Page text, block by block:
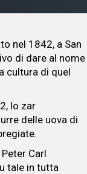
nel 1842, a San
di dare al nome
cultura di quel
lo zar
delle uova di
Carl
tale in tutta